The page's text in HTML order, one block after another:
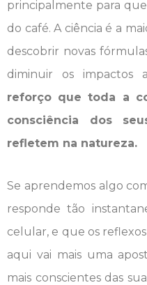
principalmente para
do café. A ciência é a
descobrir novas
diminuir os impactos
reforço que toda a
consciência dos
refletem na natureza.
Se aprendemos algo
responde tão
celular, e que os
aqui vai mais uma
mais conscientes das